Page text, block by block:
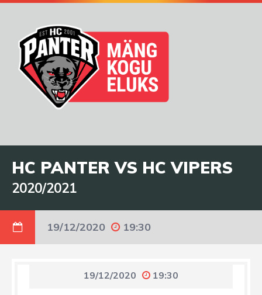
HC PANTER VS HC VIPERS
2020/2021
19/12/2020 19:30
19/12/2020 19:30